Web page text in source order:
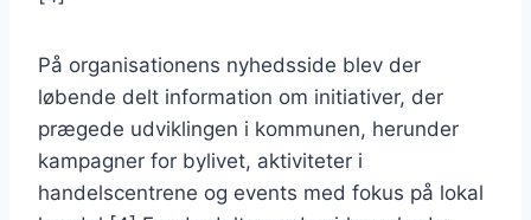
På organisationens nyhedsside blev der
løbende delt information om initiativer, der
prægede udviklingen i kommunen, herunder
kampagner for bylivet, aktiviteter i
handelscentrene og events med fokus på lokal